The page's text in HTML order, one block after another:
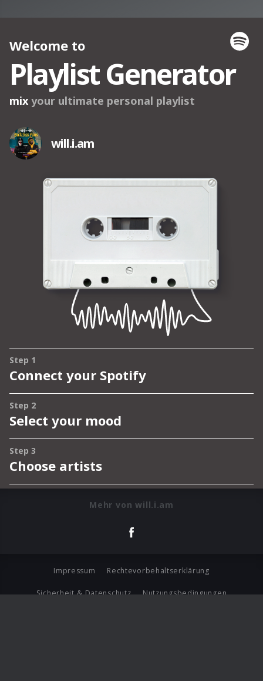
Mehr von will.i.am
Impressum Rechtevorbehaltserklärung
Sicherheit & Datenschutz Nutzungsbedingungen